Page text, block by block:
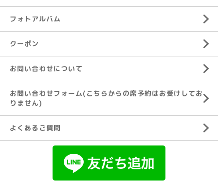
フォトアルバム
クーポン
お問い合わせについて
お問い合わせフォーム(こちらからの席予約はお受けしてお
りません)
よくあるご質問